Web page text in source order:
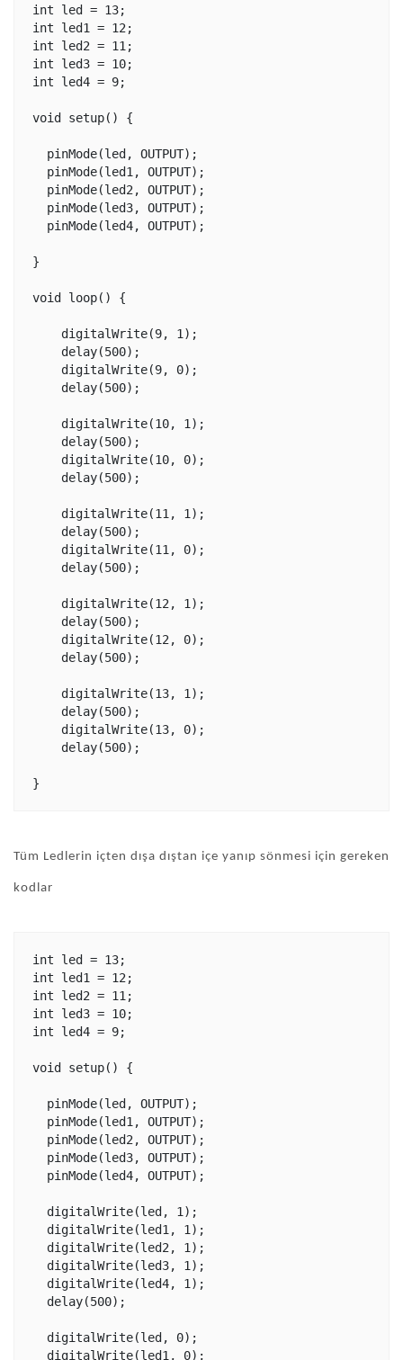
int led = 13;
int led1 = 12;
int led2 = 11;
int led3 = 10;
int led4 = 9;
void setup() {
  pinMode(led, OUTPUT);
  pinMode(led1, OUTPUT);
  pinMode(led2, OUTPUT);
  pinMode(led3, OUTPUT);
  pinMode(led4, OUTPUT);
}
void loop() {
    digitalWrite(9, 1);
    delay(500);
    digitalWrite(9, 0);
    delay(500);
    digitalWrite(10, 1);
    delay(500);
    digitalWrite(10, 0);
    delay(500);
    digitalWrite(11, 1);
    delay(500);
    digitalWrite(11, 0);
    delay(500);
    digitalWrite(12, 1);
    delay(500);
    digitalWrite(12, 0);
    delay(500);
    digitalWrite(13, 1);
    delay(500);
    digitalWrite(13, 0);
    delay(500);
Tüm Ledlerin içten dışa dıştan içe yanıp sönmesi için gereken
kodlar
int led = 13;
int led1 = 12;
int led2 = 11;
int led3 = 10;
int led4 = 9;
void setup() {
  pinMode(led, OUTPUT);
  pinMode(led1, OUTPUT);
  pinMode(led2, OUTPUT);
  pinMode(led3, OUTPUT);
  pinMode(led4, OUTPUT);
  digitalWrite(led, 1);
  digitalWrite(led1, 1);
  digitalWrite(led2, 1);
  digitalWrite(led3, 1);
  digitalWrite(led4, 1);
  delay(500);
  digitalWrite(led, 0);
  digitalWrite(led1, 0);